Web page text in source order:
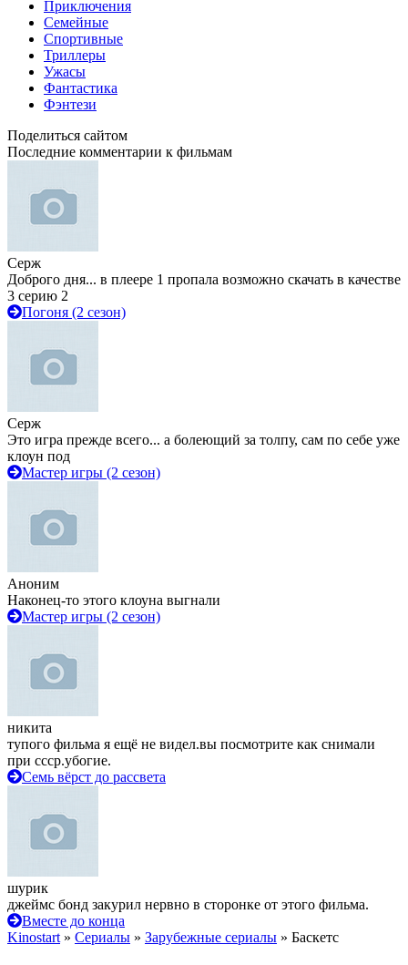
Приключения
Семейные
Спортивные
Триллеры
Ужасы
Фантастика
Фэнтези
Поделиться сайтом
Последние комментарии к фильмам
Серж
Доброго дня... в плеере 1 пропала возможно скачать в качестве
3 серию 2
Погоня (2 сезон)
Серж
Это игра прежде всего... а болеющий за толпу, сам по себе уже
клоун под
Мастер игры (2 сезон)
Аноним
Наконец-то этого клоуна выгнали
Мастер игры (2 сезон)
никита
тупого фильма я ещё не видел.вы посмотрите как снимали
при ссср.убогие.
Семь вёрст до рассвета
шурик
джеймс бонд закурил нервно в сторонке от этого фильма.
Вместе до конца
Kinostart » Сериалы » Зарубежные сериалы » Баскетс